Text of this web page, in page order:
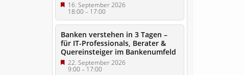
16. September 2026
18:00– 17:00
Banken verstehen in 3 Tagen –
für IT-Professionals, Berater &
Quereinsteiger im Bankenumfeld
22. September 2026
9:00–17:00